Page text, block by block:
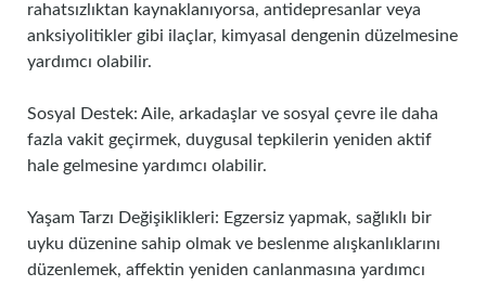
rahatsızlıktan kaynaklanıyorsa, antidepresanlar veya
anksiyolitikler gibi ilaçlar, kimyasal dengenin düzelmesine
yardımcı olabilir.
Sosyal Destek: Aile, arkadaşlar ve sosyal çevre ile daha
fazla vakit geçirmek, duygusal tepkilerin yeniden aktif
hale gelmesine yardımcı olabilir.
Yaşam Tarzı Değişiklikleri: Egzersiz yapmak, sağlıklı bir
uyku düzenine sahip olmak ve beslenme alışkanlıklarını
düzenlemek, affektin yeniden canlanmasına yardımcı